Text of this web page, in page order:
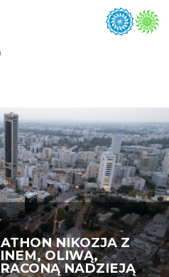
NIKOZJA Z
OLIWĄ,
NADZIEJĄ